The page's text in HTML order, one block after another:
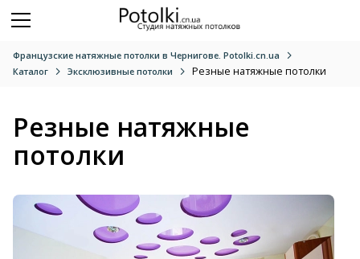
Французские натяжные потолки в Чернигове. Potolki.cn.ua
Каталог
Эксклюзивные потолки Резные натяжные потолки
Резные натяжные
потолки